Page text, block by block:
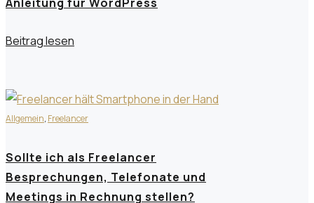
Beitrag lesen
Allgemein, Freelancer
Sollte ich als Freelancer
Besprechungen, Telefonate und
Meetings in Rechnung stellen?